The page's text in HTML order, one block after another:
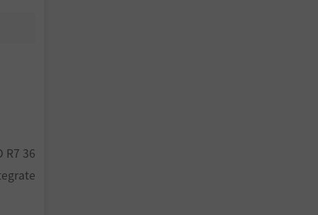
R7 36